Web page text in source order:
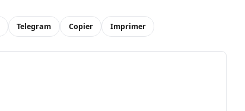
Telegram Copier Imprimer